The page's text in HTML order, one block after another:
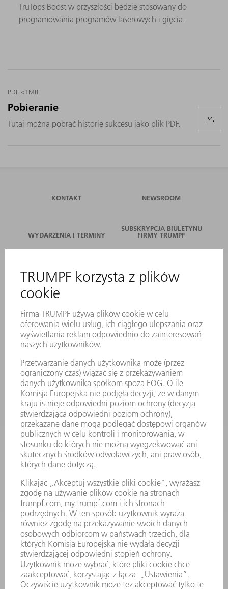
TruTops Boost w przyszłości będzie stosowany do
programowania programów laserowych i gięcia.
PDF <1MB
Pobieranie
Tutaj można pobrać historię sukcesu jako plik PDF.
KONTAKT NEWSROOM
WYDARZENIA I TERMINY
SUBSKRYPCJA BIULETYNU
FIRMY TRUMPF
SERWIS ONLINE
KONTAKT
LOKALIZACJE
WYDARZENIA I TERMINY
SUBSKRYPCJA NEWSLETTERA
MYTRUMPF
KARTY BEZPIECZEŃSTWA
PRODUKTY
MASZYNY & SYSTEMY
LASER
ENERGOELEKTRONIKA
ELEKTRONARZĘDZIA
SMART FACTORY
OPROGRAMOWANIE
USŁUGI SERWISOWE
ZASTOSOWANIA
BRANŻE
FIRMA
OFERTY STANOWISK
PROFIL FIRMY
ZARZĄD
SPRAWOZDANIE Z DZIAŁALNOŚCI
ZASADY BIZNESOWE
ZAPEWNIENIE ZGODNOŚCI DZIAŁALNOŚCI Z REGULACJAMI
SYSTEM ZGŁASZANIA NIEPRAWIDŁOWOŚCI
BEZPIECZEŃSTWO
INFORMACJE PRASOWE
MAGAZYNY
ZRÓWNOWAŻONY ROZWÓJ